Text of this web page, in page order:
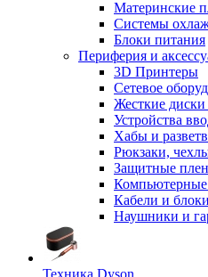
Материнские
Системы
Блоки питания
Периферия и
3D Принтеры
Сетевое
Жесткие
Устройства
Хабы и
Рюкзаки,
Защитные
Компьютерные
Кабели и блоки
Наушники и
Техника Dyson